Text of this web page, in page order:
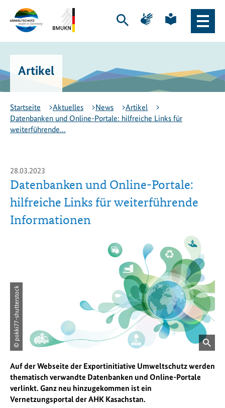
Hauptinhalt
springen
Hauptnavigation
springen
-
zur
Startseite
Naturschutz
und
nukleare
Sicherheit
(BMUKN)
-
BMUKN
Suche
Zur
Seite
Seite
Sprache
öffnen
Artikel
Startseite Aktuelles News
Artikel
Datenbanken und Online-Portale: hilfreiche Links für
weiterführende…
28.03.2023
Datenbanken und Online-Portale:
hilfreiche Links für weiterführende
Informationen
Bild
in
einer
vergrößerten
Darstellung
© pokki77-shutterstock
Auf der Webseite der Exportinitiative Umweltschutz werden
thematisch verwandte Datenbanken und Online-Portale
verlinkt. Ganz neu hinzugekommen ist ein
Vernetzungsportal der AHK Kasachstan.